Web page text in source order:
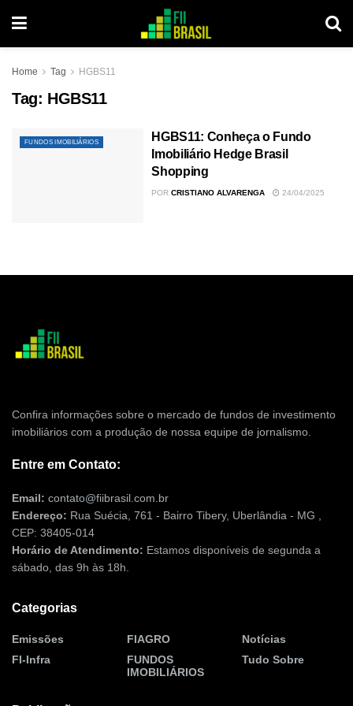
Home Tag HGBS11
Tag: HGBS11
FUNDOS IMOBILIÁRIOS
HGBS11: Conheça o Fundo
Imobiliário Hedge Brasil
Shopping
POR CRISTIANO ALVARENGA 24/04/2025
Confira informações sobre o mercado de fundos de investimento
imobiliários com a produção de nossa equipe de jornalismo.
Entre em Contato:
Email: contato@fiibrasil.com.br
Endereço: Rua Suécia, 761 - Bairro Tibery, Uberlândia - MG ,
CEP: 38405-014
Horário de Atendimento: Estamos disponíveis de segunda a
sábado, das 9h às 18h.
Categorias
Emissões
FI-Infra
FIAGRO
FUNDOS
IMOBILIÁRIOS
Notícias
Tudo Sobre